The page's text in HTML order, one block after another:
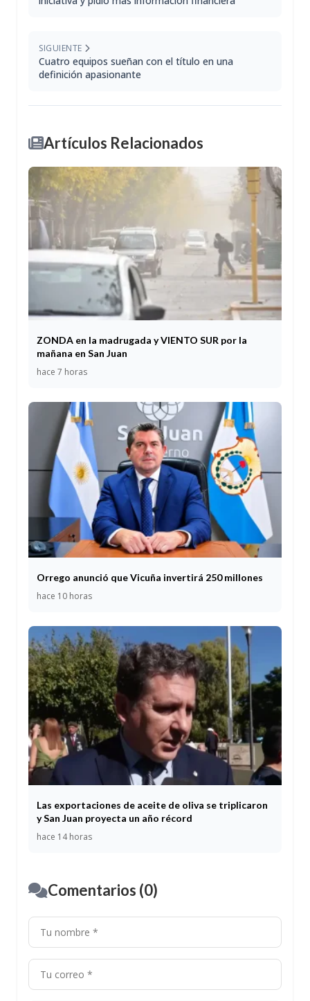
SIGUIENTE
Cuatro equipos sueñan con el título en una
definición apasionante
Artículos Relacionados
ZONDA en la madrugada y VIENTO SUR por la
mañana en San Juan
hace 7 horas
Orrego anunció que Vicuña invertirá 250 millones
hace 10 horas
Las exportaciones de aceite de oliva se triplicaron
y San Juan proyecta un año récord
hace 14 horas
Comentarios (0)